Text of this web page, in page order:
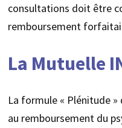
consultations doit être
remboursement
La Mutuelle
La formule « Plénitude
au remboursement du